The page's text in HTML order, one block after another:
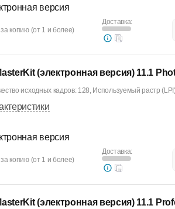
версия
копию (от 1 и более)
Доставка:
(электронная версия) 11.1
исходных кадров: 128, Используемый растр
версия
копию (от 1 и более)
Доставка:
(электронная версия) 11.1